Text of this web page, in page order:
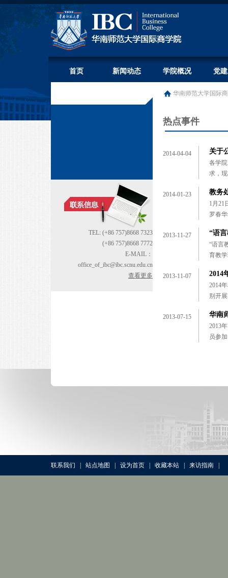
首页 新闻动态 学院概况 党
TEL: (+86 757)8668 7323
(+86 757)8668 7772
E-MAIL：
office_of_ibc@ibc.scnu.edu.cn
查看更多
华南师范大学国际
热点事件
2014-04-04 关于
各学
求，
2014-01-23 教务
1月21
罗春
2013-11-27 “语
“语言
育教
2013-11-07 2014
2014
别开
2013-07-15 华南
2013
员参
联系我们 站点地图 设为首页 收藏本站 来访指南